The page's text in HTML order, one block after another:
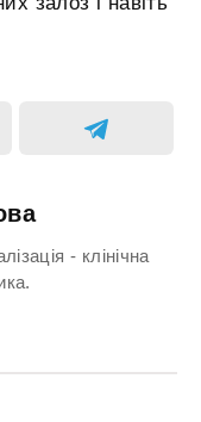
- клінічна